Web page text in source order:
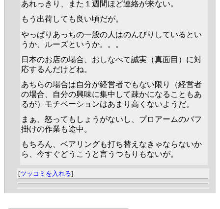
あれっきり、また１週間ほど連絡が来ない。
もう出荷しても良い頃だが。
やっぱりあっちの一般の人はのんびりしているとい
うか、ルーズというか。。。
日本のお店の場合、おしなべて誠実（真面目）に対
応するんだけどね。
あちらの場合は自分が経営者でもない限り（経営者
の場合、自分の興味に集中して疎かになることもあ
るが）モチベーションはあまり高くないようだ。
まぁ、怒ってもしょうがないし、プロアームのバフ
掛けの作業も途中。
もちろん、ベアリングも打ち替えなきゃならないか
ら、今すぐどうこうと言うつもりもないが。
[ツッコミを入れる]